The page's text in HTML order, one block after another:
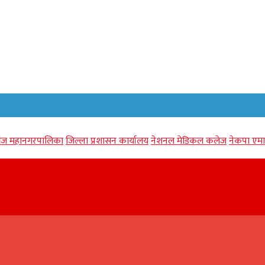
महानगरपालिकाजिल्ला प्रशासन कार्यालयनेशनल मेडिकल कलेजनेकपा